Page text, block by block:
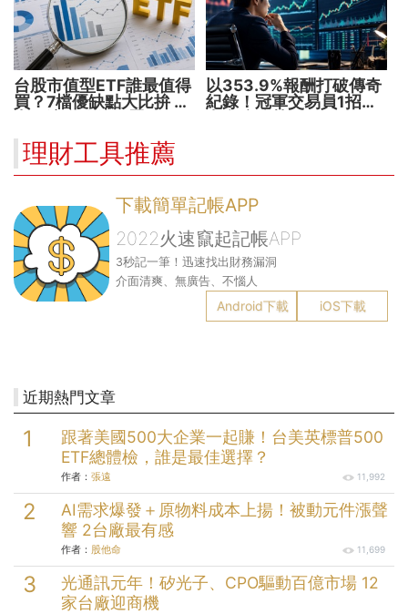
台股市值型ETF誰最值得
買？7檔優缺點大比拚 找
以353.9%報酬打破傳奇
紀錄！冠軍交易員1招抓
理財工具推薦
下載簡單記帳APP
2022火速竄起記帳APP
3秒記一筆！迅速找出財務漏洞
介面清爽、無廣告、不惱人
Android下載 iOS下載
近期熱門文章
跟著美國500大企業一起賺！台美英標普500
ETF總體檢，誰是最佳選擇？
作者： 張遠 11,992
AI需求爆發＋原物料成本上揚！被動元件漲聲
響 2台廠最有感
作者： 股他命 11,699
光通訊元年！矽光子、CPO驅動百億市場 12
家台廠迎商機